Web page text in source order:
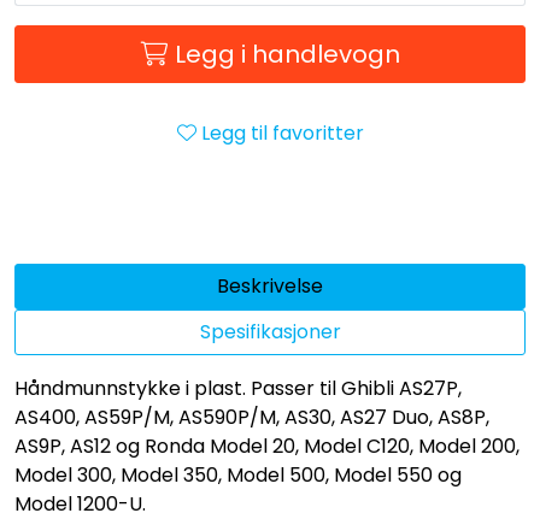
Legg i handlevogn
Legg til favoritter
Beskrivelse
Spesifikasjoner
Håndmunnstykke i plast. Passer til Ghibli AS27P,
AS400, AS59P/M, AS590P/M, AS30, AS27 Duo, AS8P,
AS9P, AS12 og Ronda Model 20, Model C120, Model 200,
Model 300, Model 350, Model 500, Model 550 og
Model 1200-U.